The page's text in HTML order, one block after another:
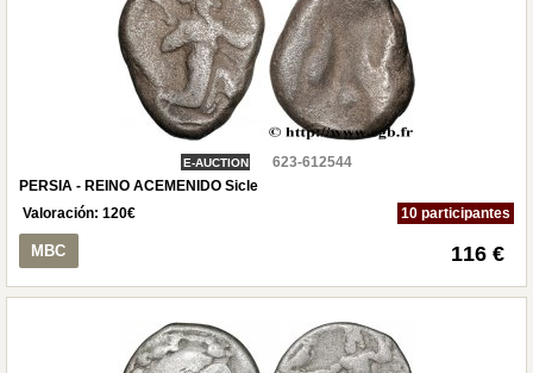
E-AUCTION
623-612544
PERSIA - REINO ACEMENIDO Sicle
Valoración: 120€ 10 participantes
MBC 116 €